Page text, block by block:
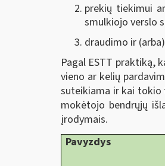
prekių tiekimui
smulkiojo verslo
draudimo ir
Pagal ESTT praktiką,
vieno ar kelių
suteikiama ir kai tokio
mokėtojo bendrųjų
įrodymais.
Pavyzdys